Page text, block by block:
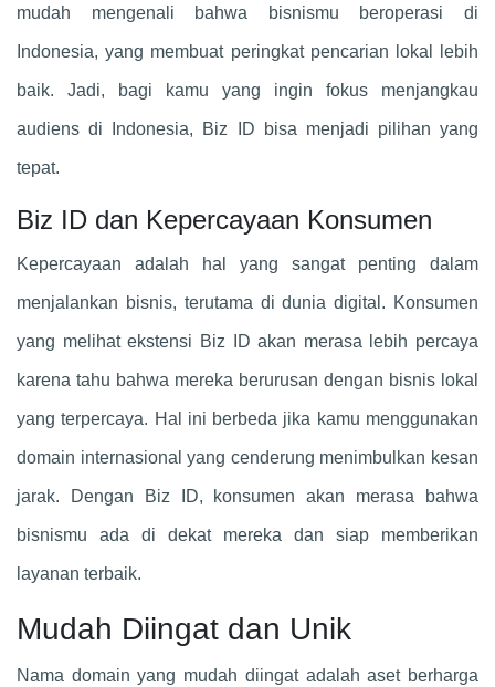
mudah mengenali bahwa bisnismu beroperasi di
Indonesia, yang membuat peringkat pencarian lokal lebih
baik. Jadi, bagi kamu yang ingin fokus menjangkau
audiens di Indonesia, Biz ID bisa menjadi pilihan yang
tepat.
Biz ID dan Kepercayaan Konsumen
Kepercayaan adalah hal yang sangat penting dalam
menjalankan bisnis, terutama di dunia digital. Konsumen
yang melihat ekstensi Biz ID akan merasa lebih percaya
karena tahu bahwa mereka berurusan dengan bisnis lokal
yang terpercaya. Hal ini berbeda jika kamu menggunakan
domain internasional yang cenderung menimbulkan kesan
jarak. Dengan Biz ID, konsumen akan merasa bahwa
bisnismu ada di dekat mereka dan siap memberikan
layanan terbaik.
Mudah Diingat dan Unik
Nama domain yang mudah diingat adalah aset berharga